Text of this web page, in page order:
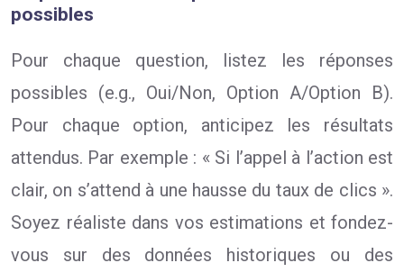
possibles
Pour chaque question, listez les réponses
possibles (e.g., Oui/Non, Option A/Option B).
Pour chaque option, anticipez les résultats
attendus. Par exemple : « Si l’appel à l’action est
clair, on s’attend à une hausse du taux de clics ».
Soyez réaliste dans vos estimations et fondez-
vous sur des données historiques ou des